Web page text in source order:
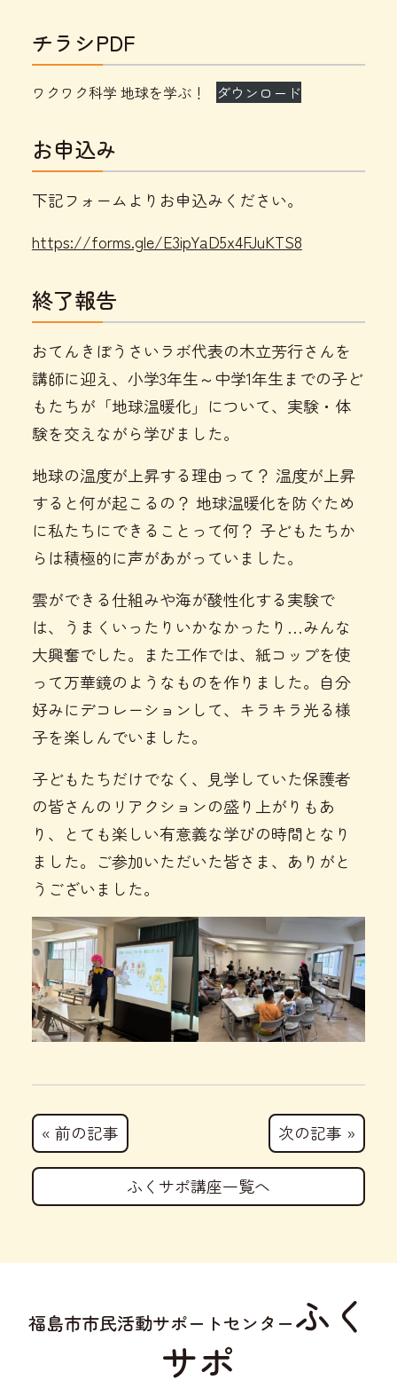
チラシPDF
ワクワク科学 地球を学ぶ！ ダウンロード
お申込み
下記フォームよりお申込みください。
https://forms.gle/E3ipYaD5x4FJuKTS8
終了報告
おてんきぼうさいラボ代表の木立芳行さんを
講師に迎え、小学3年生～中学1年生までの子ど
もたちが「地球温暖化」について、実験・体
験を交えながら学びました。
地球の温度が上昇する理由って？ 温度が上昇
すると何が起こるの？ 地球温暖化を防ぐため
に私たちにできることって何？ 子どもたちか
らは積極的に声があがっていました。
雲ができる仕組みや海が酸性化する実験で
は、うまくいったりいかなかったり…みんな
大興奮でした。また工作では、紙コップを使
って万華鏡のようなものを作りました。自分
好みにデコレーションして、キラキラ光る様
子を楽しんでいました。
子どもたちだけでなく、見学していた保護者
の皆さんのリアクションの盛り上がりもあ
り、とても楽しい有意義な学びの時間となり
ました。ご参加いただいた皆さま、ありがと
うございました。
« 前の記事
ふくサポ講座一覧へ
次の記事 »
福島市市民活動サポートセンターふく
サポ